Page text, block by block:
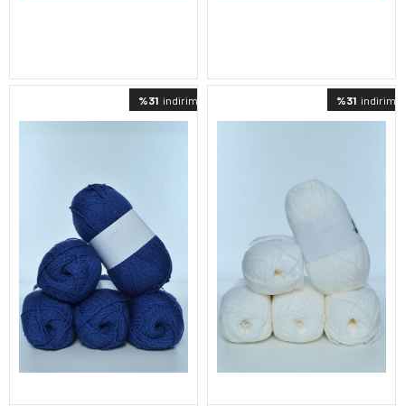
%31 indirimli %31 indirimli